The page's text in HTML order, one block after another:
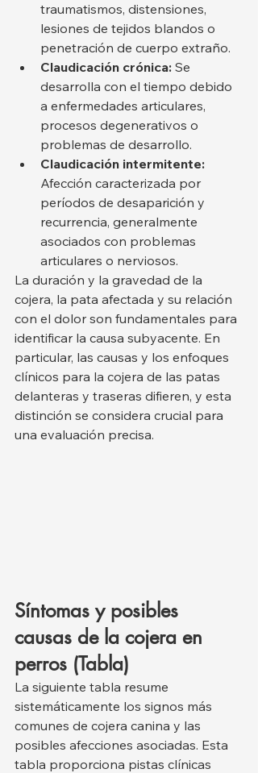
traumatismos, distensiones,
lesiones de tejidos blandos o
penetración de cuerpo extraño.
Claudicación crónica: Se
desarrolla con el tiempo debido
a enfermedades articulares,
procesos degenerativos o
problemas de desarrollo.
Claudicación intermitente:
Afección caracterizada por
períodos de desaparición y
recurrencia, generalmente
asociados con problemas
articulares o nerviosos.
La duración y la gravedad de la
cojera, la pata afectada y su relación
con el dolor son fundamentales para
identificar la causa subyacente. En
particular, las causas y los enfoques
clínicos para la cojera de las patas
delanteras y traseras difieren, y esta
distinción se considera crucial para
una evaluación precisa.
Síntomas y posibles
causas de la cojera en
perros (Tabla)
La siguiente tabla resume
sistemáticamente los signos más
comunes de cojera canina y las
posibles afecciones asociadas. Esta
tabla proporciona pistas clínicas